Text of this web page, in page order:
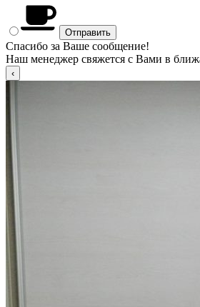
Спасибо за Ваше сообщение!
Наш менеджер свяжется с Вами в